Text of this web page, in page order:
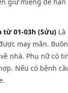
từ 01-03h (Sửu)
may mắn.
nhà. Phụ nữ có
Nếu có bệnh